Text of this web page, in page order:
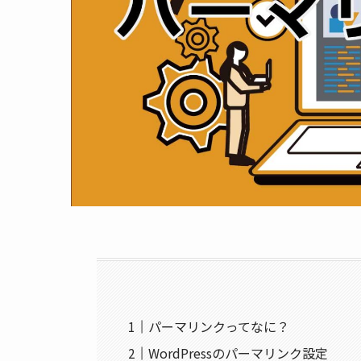
パーマリンクってなに？
WordPressのパーマリンク設定